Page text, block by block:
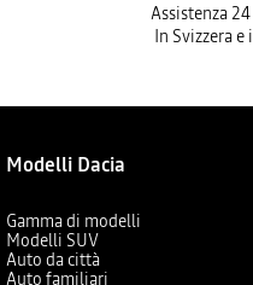
Assistenza
In Svizzera e
Modelli Dacia
Gamma di modelli
Modelli SUV
Auto da città
Auto familiari